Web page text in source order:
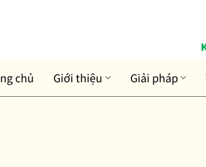
chủ Giới thiệu Giải pháp